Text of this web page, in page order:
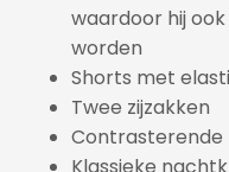
waardoor hij
worden
Shorts met
Twee zijzakken
Contrasterende
Klassieke